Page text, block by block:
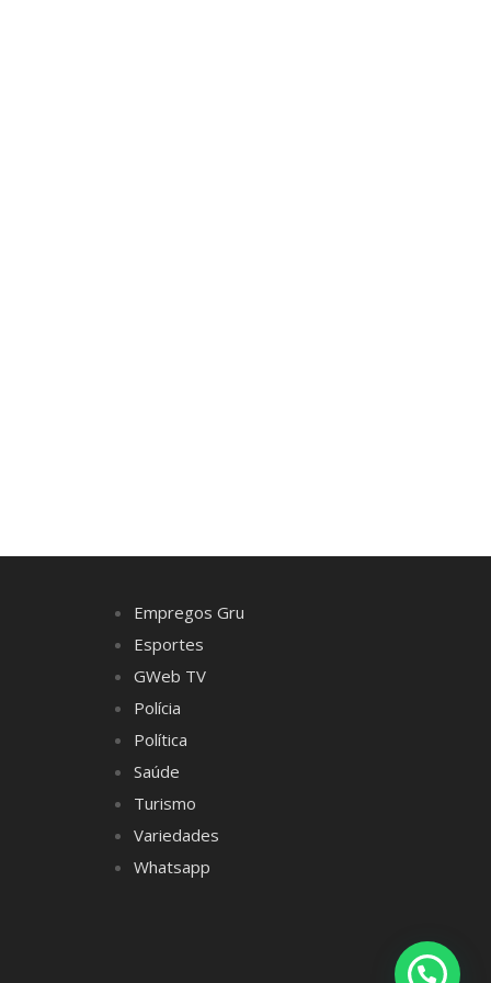
Empregos Gru
Esportes
GWeb TV
Polícia
Política
Saúde
Turismo
Variedades
Whatsapp